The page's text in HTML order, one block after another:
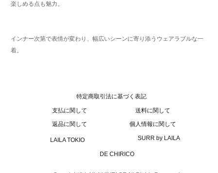
楽しめる点も魅力。
インナー次第で表情が変わり、幅広いシーンに寄り添うウェアラブルな一
着。
特定商取引法に基づく表記
支払に関して 送料に関して
返品に関して 個人情報に関して
LAILA TOKIO SURR by LAILA
DE CHIRICO